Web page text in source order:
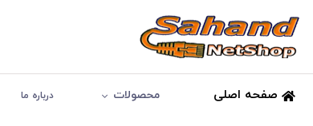
صفحه اصلی محصولات درباره ما